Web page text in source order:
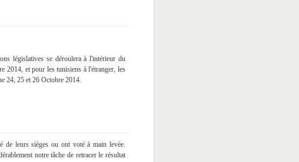
législatives se déroulera à l'intérieur du
2014, et pour les tunisiens à l'étranger, les
24, 25 et 26 Octobre 2014.
de leurs sièges ou ont voté à main levée.
notre tâche de retracer le résultat